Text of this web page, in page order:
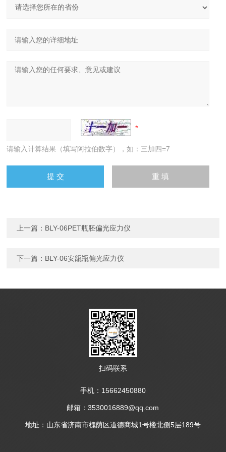
请输入计算结果（填写阿拉伯数字），如：三加四=7
上一篇： BLY-06PET瓶胚偏光应力仪
下一篇： BLY-06安瓿瓶偏光应力仪
扫码联系
手机：15662450880
邮箱：3530016889@qq.com
地址：山东省济南市槐荫区道德商城1号楼北侧5层189号